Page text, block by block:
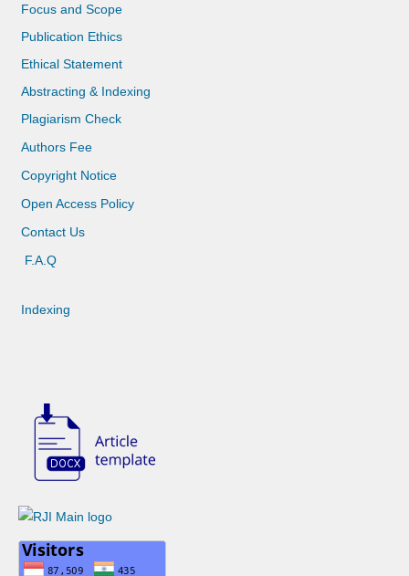
Focus and Scope
Publication Ethics
Ethical Statement
Abstracting & Indexing
Plagiarism Check
Authors Fee
Copyright Notice
Open Access Policy
Contact Us
F.A.Q
Indexing